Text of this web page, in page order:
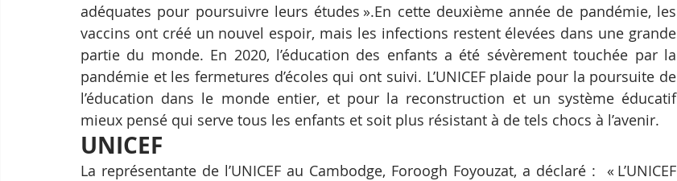
adéquates pour poursuivre leurs études ».En cette deuxième année de pandémie, les
vaccins ont créé un nouvel espoir, mais les infections restent élevées dans une grande
partie du monde. En 2020, l’éducation des enfants a été sévèrement touchée par la
pandémie et les fermetures d’écoles qui ont suivi. L’UNICEF plaide pour la poursuite de
l’éducation dans le monde entier, et pour la reconstruction et un système éducatif
mieux pensé qui serve tous les enfants et soit plus résistant à de tels chocs à l’avenir.
UNICEF
La représentante de l’UNICEF au Cambodge, Foroogh Foyouzat, a déclaré :  « L’UNICEF